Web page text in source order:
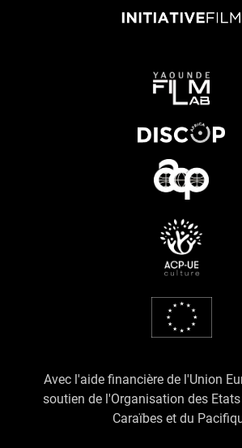
Avec l'aide financière de l'Union
soutien de l'Organisation des
Caraïbes et du